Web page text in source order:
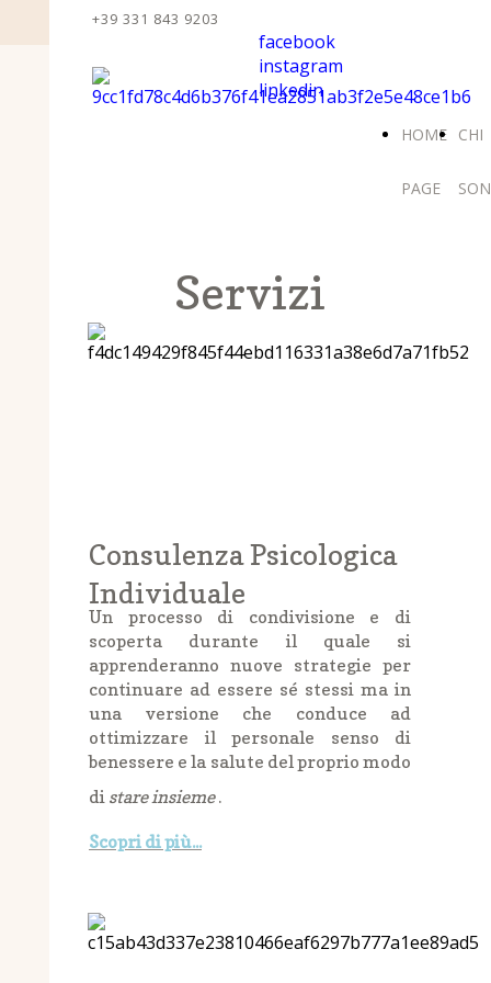
facebook
instagram
linkedin
+39 331 843 9203
HOME
PAGE
CHI
Servizi
Consulenza Psicologica
Individuale
Un processo di condivisione e di
scoperta durante il quale si
apprenderanno nuove strategie per
continuare ad essere sé stessi ma in
una versione che conduce ad
ottimizzare il personale senso di
benessere e la salute del proprio modo
di stare insieme.
Scopri di più...